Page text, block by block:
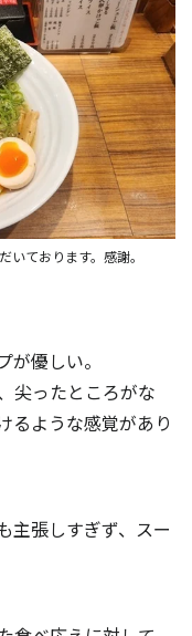
いております。感謝。
優しい。
尖ったところがな
るような感覚があり
主張しすぎず、スー